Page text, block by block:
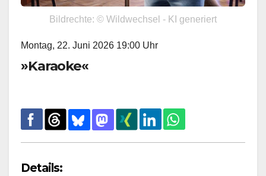
Bildrechte: © Wildwechsel - KI generiert
Montag, 22. Juni 2026 19:00 Uhr
»Karaoke«
Details: